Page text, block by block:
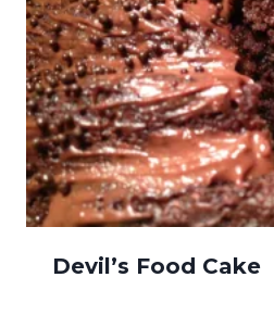
Devil’s Food Cake